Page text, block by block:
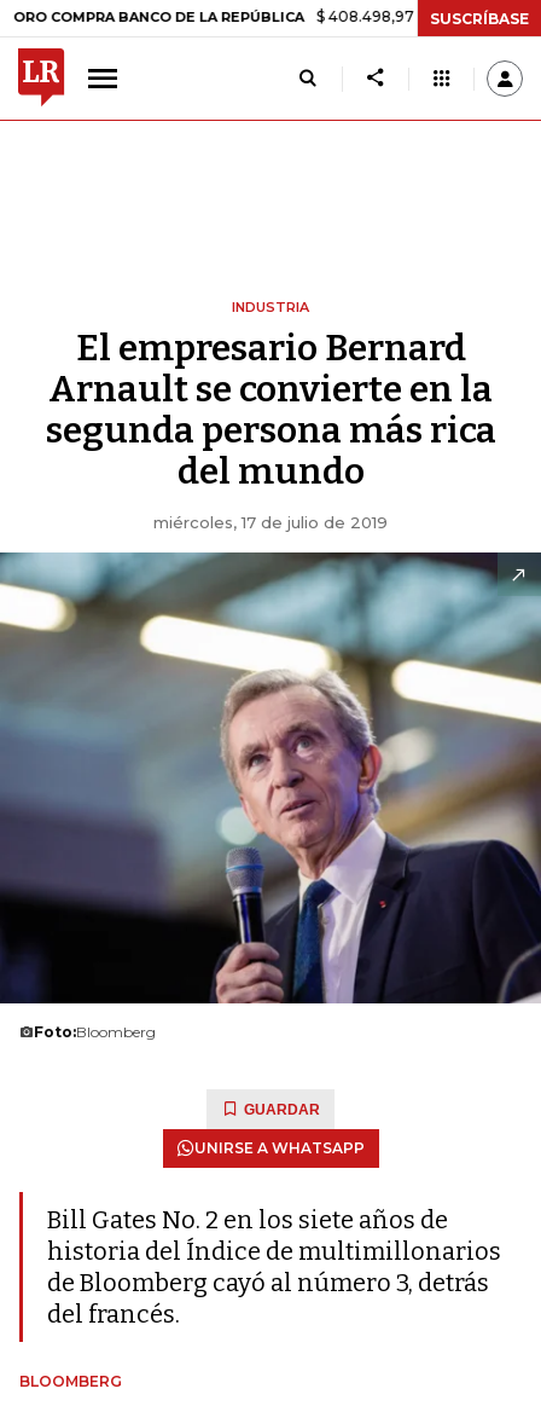
BANCO DE LA REPÚBLICA $ 408.498,97 +$ 8.753,81 +2,19%
SUSCRÍBASE
INDUSTRIA
El empresario Bernard
Arnault se convierte en la
segunda persona más rica
del mundo
miércoles, 17 de julio de 2019
Foto:Bloomberg
GUARDAR
UNIRSE A WHATSAPP
Bill Gates No. 2 en los siete años de
historia del Índice de multimillonarios
de Bloomberg cayó al número 3, detrás
del francés.
BLOOMBERG